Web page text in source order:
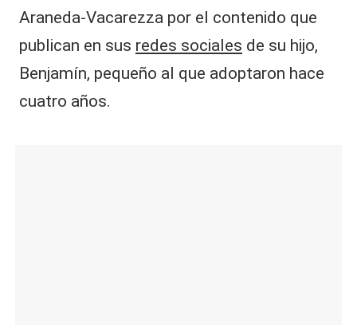
Araneda-Vacarezza por el contenido que
publican en sus redes sociales de su hijo,
Benjamín, pequeño al que adoptaron hace
cuatro años.